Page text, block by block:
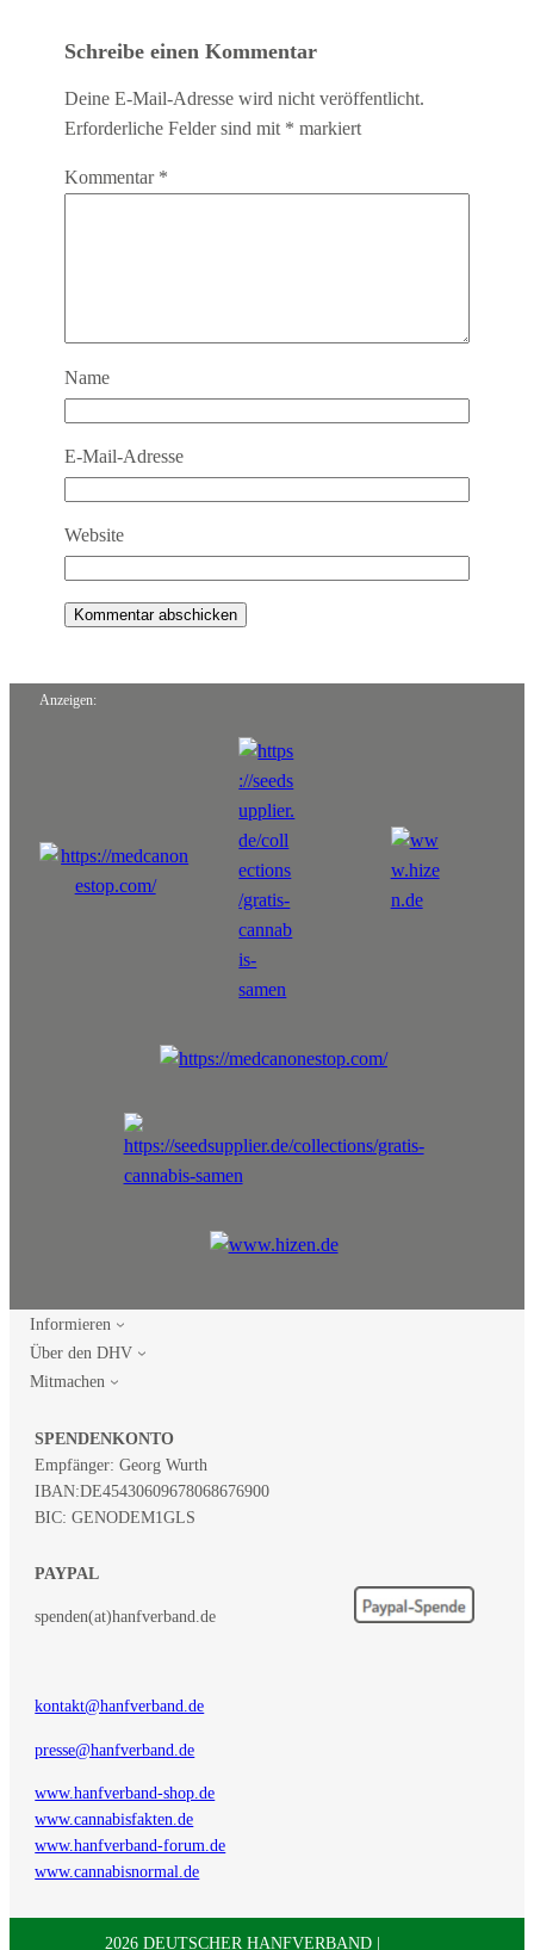
Schreibe einen Kommentar
Deine E-Mail-Adresse wird nicht veröffentlicht.
Erforderliche Felder sind mit * markiert
Kommentar *
Name
E-Mail-Adresse
Website
Anzeigen:
Informieren
Über den DHV
Mitmachen
SPENDENKONTO
Empfänger: Georg Wurth
IBAN:DE45430609678068676900
BIC: GENODEM1GLS
PAYPAL
spenden(at)hanfverband.de
kontakt@hanfverband.de
presse@hanfverband.de
www.hanfverband-shop.de
www.cannabisfakten.de
www.hanfverband-forum.de
www.cannabisnormal.de
2026 DEUTSCHER HANFVERBAND |